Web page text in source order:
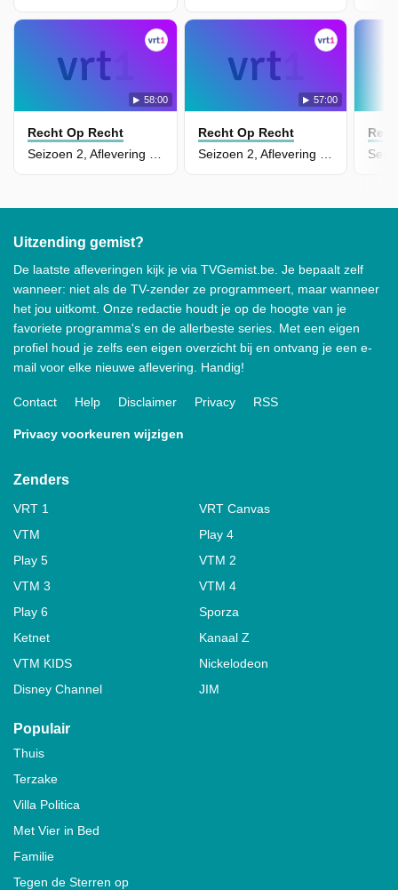
58:00
Recht Op Recht
57:00
Recht Op Recht
Uitzending gemist?
De laatste afleveringen kijk je via TVGemist.be. Je bepaalt zelf
wanneer: niet als de TV-zender ze programmeert, maar wanneer
het jou uitkomt. Onze redactie houdt je op de hoogte van je
favoriete programma's en de allerbeste series. Met een eigen
profiel houd je zelfs een eigen overzicht bij en ontvang je een e-
mail voor elke nieuwe aflevering. Handig!
Contact Help Disclaimer Privacy RSS
Privacy voorkeuren wijzigen
Zenders
VRT 1
VRT Canvas
VTM
Play 4
Play 5
VTM 2
VTM 3
VTM 4
Play 6
Sporza
Ketnet
Kanaal Z
VTM KIDS
Nickelodeon
Disney Channel
JIM
Populair
Thuis
Terzake
Villa Politica
Met Vier in Bed
Familie
Tegen de Sterren op